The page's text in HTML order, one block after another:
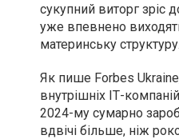
сукупний виторг зріс
уже впевнено
материнську структуру.
Як пише Forbes
внутрішніх ІТ-
2024-му сумарно
вдвічі більше, ніж